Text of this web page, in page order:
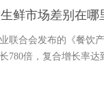
鲜市场差别在哪
联合会发布的《餐饮
780倍，复合增长率